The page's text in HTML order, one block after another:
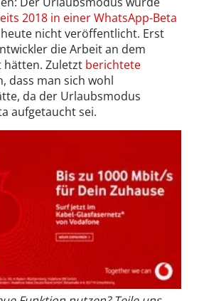
2018 in einer WhatsApp-Beta
nicht veröffentlicht. Erst
die Arbeit an dem
hätten. Zuletzt berichtete
dass man sich wohl
da der Urlaubsmodus
aufgetaucht sei.